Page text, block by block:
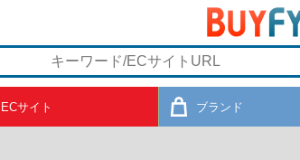
ECサイト ブランド